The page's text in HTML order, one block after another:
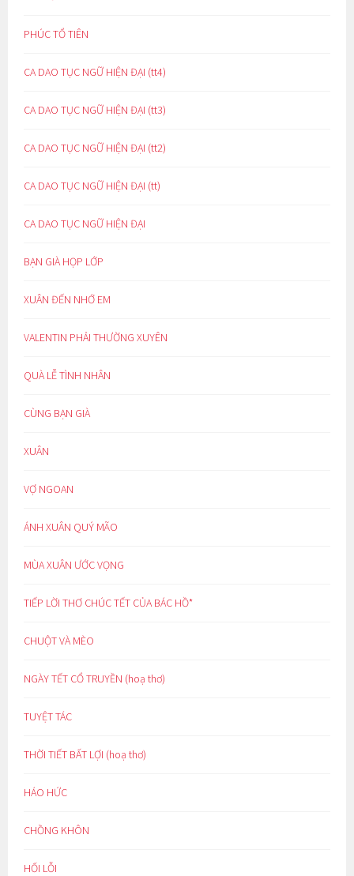
PHÚC TỔ TIÊN
CA DAO TỤC NGỮ HIỆN ĐẠI (tt4)
CA DAO TỤC NGỮ HIỆN ĐẠI (tt3)
CA DAO TỤC NGỮ HIỆN ĐẠI (tt2)
CA DAO TỤC NGỮ HIỆN ĐẠI (tt)
CA DAO TỤC NGỮ HIỆN ĐẠI
BẠN GIÀ HỌP LỚP
XUÂN ĐẾN NHỚ EM
VALENTIN PHẢI THƯỜNG XUYÊN
QUÀ LỄ TÌNH NHÂN
CÙNG BẠN GIÀ
XUÂN
VỢ NGOAN
ÁNH XUÂN QUÝ MÃO
MÙA XUÂN ƯỚC VỌNG
TIẾP LỜI THƠ CHÚC TẾT CỦA BÁC HỒ*
CHUỘT VÀ MÈO
NGÀY TẾT CỔ TRUYỀN (hoạ thơ)
TUYỆT TÁC
THỜI TIẾT BẤT LỢI (hoạ thơ)
HÁO HỨC
CHỒNG KHÔN
HỐI LỖI